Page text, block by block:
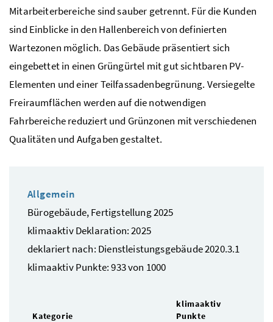
Mitarbeiterbereiche sind sauber getrennt. Für die Kunden
sind Einblicke in den Hallenbereich von definierten
Wartezonen möglich. Das Gebäude präsentiert sich
eingebettet in einen Grüngürtel mit gut sichtbaren PV-
Elementen und einer Teilfassadenbegrünung. Versiegelte
Freiraumflächen werden auf die notwendigen
Fahrbereiche reduziert und Grünzonen mit verschiedenen
Qualitäten und Aufgaben gestaltet.
Allgemein
Bürogebäude, Fertigstellung 2025
klimaaktiv Deklaration: 2025
deklariert nach: Dienstleistungsgebäude 2020.3.1
klimaaktiv Punkte: 933 von 1000
Kategorie
klimaaktiv
Punkte